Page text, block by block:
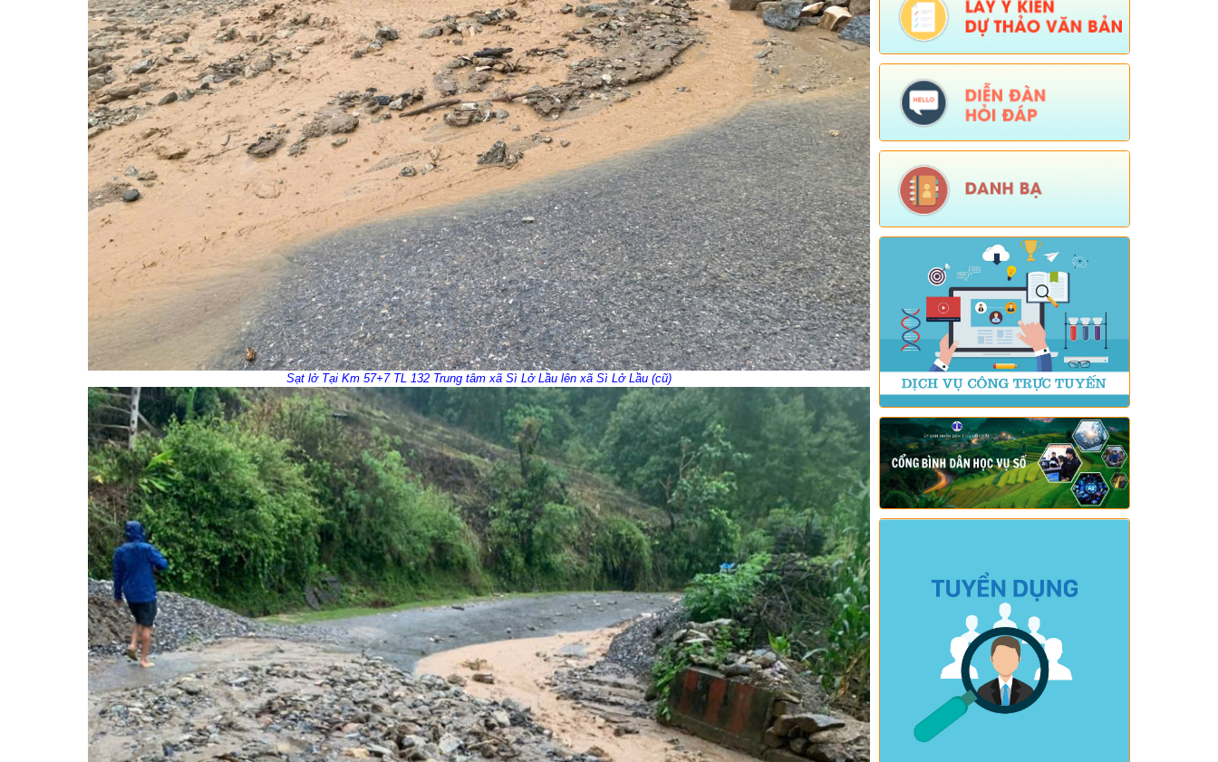
Sạt lở Tại Km 57+7 TL 132 Trung tâm xã Sì Lở Lầu lên xã Sì Lở Lầu (cũ)
Tên:(Mời dự Hội nghị Báo cáo viên cấp
tỉnh thá)
Ngày ban hành: (05/08/2026)
Tên:(V/v triển khai thực hiện Nghị định
số 265/2026/NĐ-CP và Nghị định số
266/2026/NĐ-CP của Chính phủ về tiết
kiệm, chống lãng phí.)
Ngày ban hành: (05/08/2026)
lực: (04/08/2026)
Số:Số: 1839/KH-UBND
Tên:(KẾ HOẠCH Công tác phổ biến,
giáo dục pháp luật 6 tháng cuối năm
2026 trên địa bàn xã Sì Lở Lầu)
Ngày ban hành: (05/08/2026) -Ngày hiệu
lực: (04/08/2026)
Số: Số: 1721/KH-UBND
Tên:(KẾ HOẠCH Tổ chức Hội nghị tổng
kết năm học 2025-2026, triển khai
nhiệm vụ năm học 2026-2027)
Ngày ban hành: (04/08/2026) -Ngày hiệu
lực: (24/07/2026)